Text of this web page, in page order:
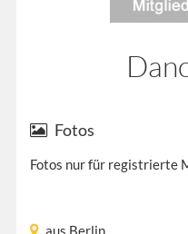
Fotos
Fotos nur für registrierte
aus Berlin